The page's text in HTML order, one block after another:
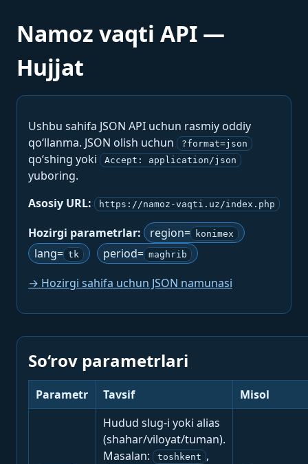
Namoz vaqti API —
Hujjat
Ushbu sahifa JSON API uchun rasmiy oddiy
qo‘llanma. JSON olish uchun
?format=json
qo‘shing yoki Accept: application/json
yuboring.
Asosiy URL:
https://namoz-vaqti.uz/index.php
Hozirgi parametrlar: region= konimex
lang= tk period= maghrib
→ Hozirgi sahifa uchun JSON namunasi
So‘rov parametrlari
Parametr Tavsif Misol
Hudud slug-i yoki alias
(shahar/viloyat/tuman).
Masalan:
toshkent ,